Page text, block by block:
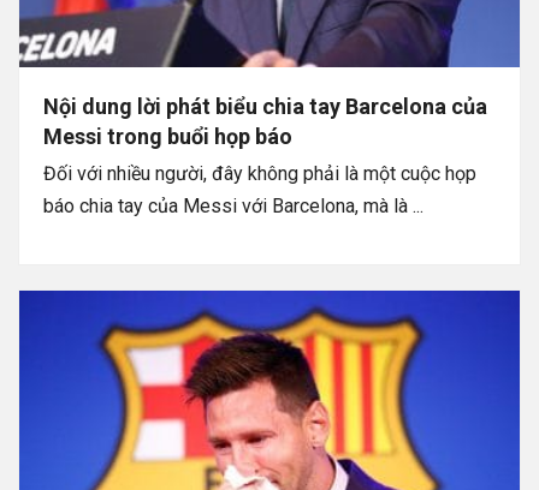
Nội dung lời phát biểu chia tay Barcelona của
Messi trong buổi họp báo
Đối với nhiều người, đây không phải là một cuộc họp
báo chia tay của Messi với Barcelona, mà là ...